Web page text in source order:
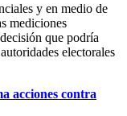
y en medio de
mediciones
que podría
electorales
acciones contra